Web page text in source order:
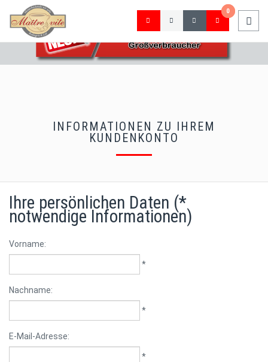
0
0
INFORMATIONEN ZU IHREM
KUNDENKONTO
Ihre persönlichen Daten (*
notwendige Informationen)
Vorname:
*
Nachname:
*
E-Mail-Adresse:
*